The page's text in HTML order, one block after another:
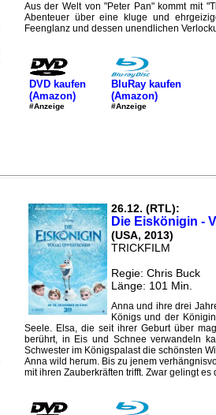
Aus der Welt von "Peter Pan" kommt mit
Abenteuer über eine kluge und
Feenglanz und dessen unendlichen
DVD kaufen
(Amazon)
#Anzeige
BluRay kaufen
(Amazon)
#Anzeige
26.12. (RTL):
Die Eiskönigin -
(USA, 2013)
TRICKFILM
Regie: Chris Buck
Länge: 101 Min.
Anna und ihre drei
Königs und der
Seele. Elsa, die seit ihrer Geburt über
berührt, in Eis und Schnee verwandeln
Schwester im Königspalast die schönsten
Anna wild herum. Bis zu jenem
mit ihren Zauberkräften trifft. Zwar gelingt es